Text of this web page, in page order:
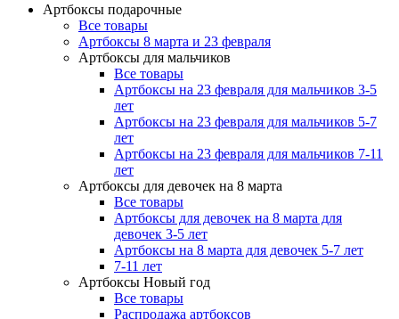
Артбоксы подарочные
Все товары
Артбоксы 8 марта и 23 февраля
Артбоксы для мальчиков
Все товары
Артбоксы на 23 февраля для мальчиков 3-5
лет
Артбоксы на 23 февраля для мальчиков 5-7
лет
Артбоксы на 23 февраля для мальчиков 7-11
лет
Артбоксы для девочек на 8 марта
Все товары
Артбоксы для девочек на 8 марта для
девочек 3-5 лет
Артбоксы на 8 марта для девочек 5-7 лет
7-11 лет
Артбоксы Новый год
Все товары
Распродажа артбоксов